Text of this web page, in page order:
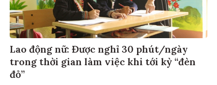
Lao động nữ: Được nghỉ 30 phút/ngày
trong thời gian làm việc khi tới kỳ “đèn
đỏ”